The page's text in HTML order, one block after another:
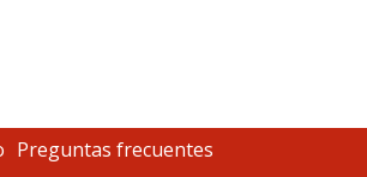
Preguntas frecuentes